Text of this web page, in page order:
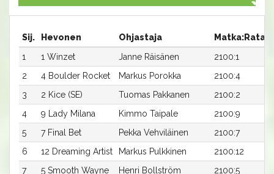
Sij. Hevonen Ohjastaja Matka:Rata
1
1 Winzet Janne Räisänen 2100:1
2
4 Boulder Rocket Markus Porokka 2100:4
3
2 Kice (SE) Tuomas Pakkanen 2100:2
4
9 Lady Milana Kimmo Taipale 2100:9
5
7 Final Bet Pekka Vehviläinen 2100:7
6
12 Dreaming Artist Markus Pulkkinen 2100:12
7
5 Smooth Wayne Henri Bollström 2100:5